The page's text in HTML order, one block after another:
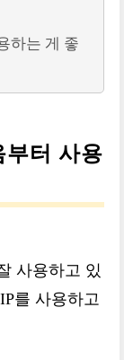
하는 게 좋
부터 사용
사용하고 있
를 사용하고